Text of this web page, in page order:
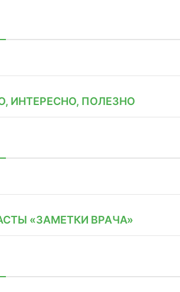
ИНТЕРЕСНО, ПОЛЕЗНО
«ЗАМЕТКИ ВРАЧА»